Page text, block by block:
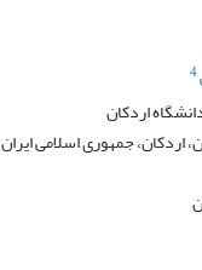
4
اردکان
اردکان، جمهوری اسلامی ایران